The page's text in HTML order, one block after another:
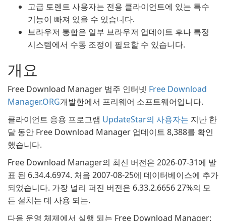
고급 토렌트 사용자는 전용 클라이언트에 있는 특수
기능이 빠져 있을 수 있습니다.
브라우저 통합은 일부 브라우저 업데이트 후나 특정
시스템에서 수동 조정이 필요할 수 있습니다.
개요
Free Download Manager 범주 인터넷 Free Download
Manager.ORG개발한에서 프리웨어 소프트웨어입니다.
클라이언트 응용 프로그램 UpdateStar의 사용자는 지난 한
달 동안 Free Download Manager 업데이트 8,388를 확인
했습니다.
Free Download Manager의 최신 버전은 2026-07-31에 발
표 된 6.34.4.6974. 처음 2007-08-25에 데이터베이스에 추가
되었습니다. 가장 널리 퍼진 버전은 6.33.2.6656 27%의 모
든 설치는 데 사용 되는.
다음 운영 체제에서 실행 되는 Free Download Manager: